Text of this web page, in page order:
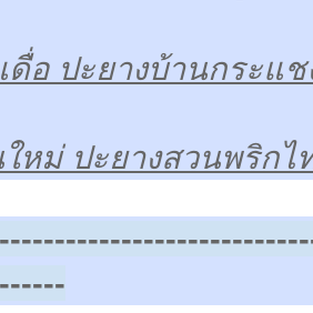
ดื่อ ปะยางบ้านกระแ
หม่ ปะยางสวนพริก